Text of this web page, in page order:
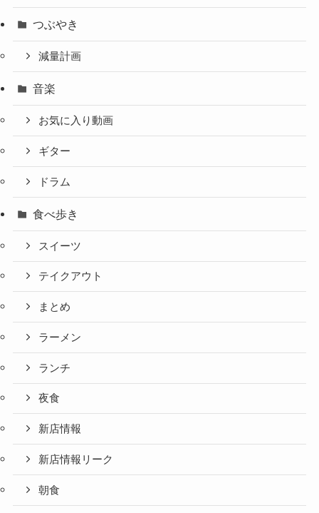
つぶやき
減量計画
音楽
お気に入り動画
ギター
ドラム
食べ歩き
スイーツ
テイクアウト
まとめ
ラーメン
ランチ
夜食
新店情報
新店情報リーク
朝食